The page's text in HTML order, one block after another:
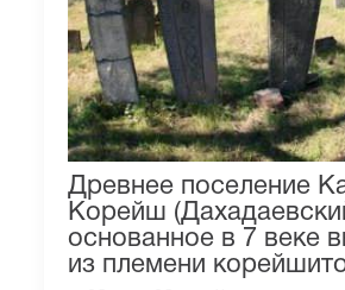
Древнее поселение
Корейш
основанное в 7 веке
из племени